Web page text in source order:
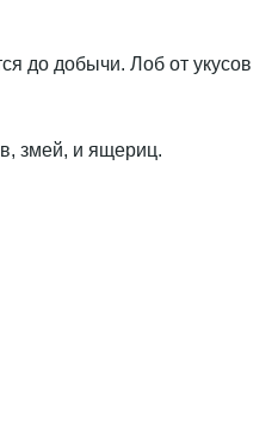
до добычи. Лоб от укусов
змей, и ящериц.